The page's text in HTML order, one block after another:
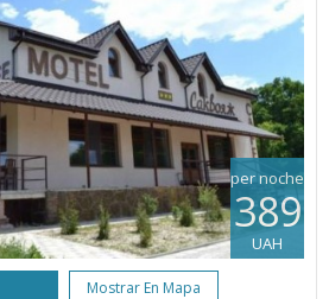
per noche
389
UAH
Mostrar En Mapa